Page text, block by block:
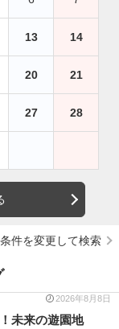
13 14
20 21
27 28
条件を変更して検索
2026年8月8日
未来の遊園地